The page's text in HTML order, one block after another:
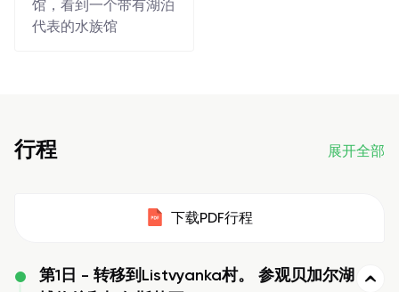
馆，看到一个带有湖泊
代表的水族馆
行程 展开全部
下载PDF行程
第1日 - 转移到Listvyanka村。 参观贝加尔湖